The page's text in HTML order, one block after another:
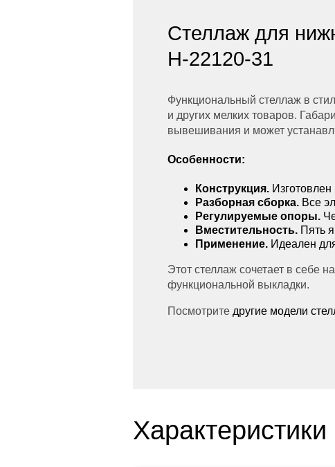
Стеллаж для
Н-22120-31
Функциональный стеллаж в
и других мелких товаров.
вывешивания и может
Особенности:
Конструкция.
Разборная сборка. Все
Регулируемые опоры.
Вместительность. Пять
Применение. Идеален
Этот стеллаж сочетает в себе
функциональной выкладки.
Посмотрите другие модели
Характеристики